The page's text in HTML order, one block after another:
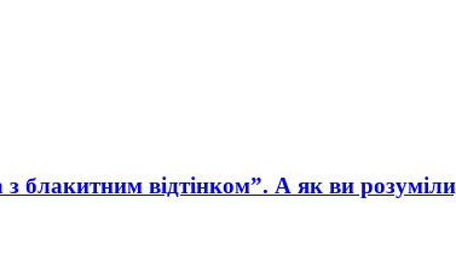
з блакитним відтінком”. А як ви